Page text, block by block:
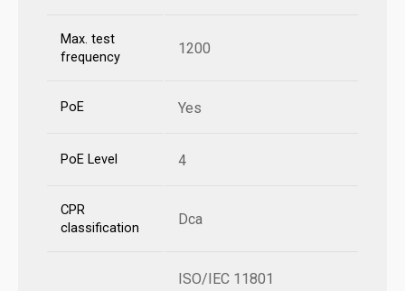
Max. test
frequency
1200
PoE Yes
PoE Level 4
CPR
classification
Dca
ISO/IEC 11801